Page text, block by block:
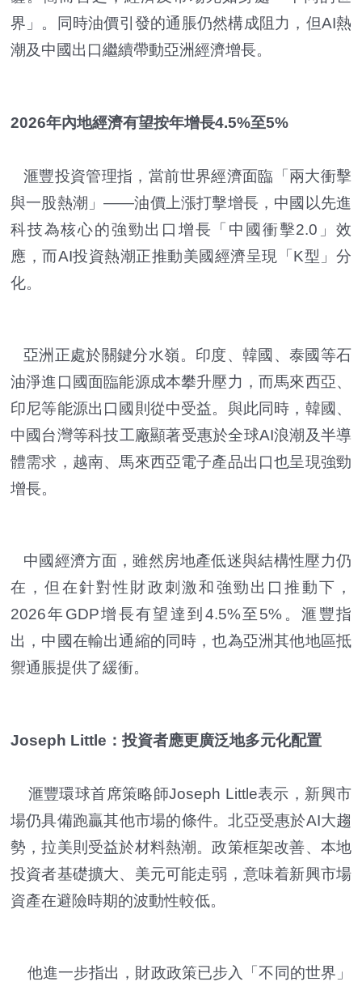
界」。同時油價引發的通脹仍然構成阻力，但AI熱
潮及中國出口繼續帶動亞洲經濟增長。
2026年內地經濟有望按年增長4.5%至5%
滙豐投資管理指，當前世界經濟面臨「兩大衝擊
與一股熱潮」——油價上漲打擊增長，中國以先進
科技為核心的強勁出口增長「中國衝擊2.0」效
應，而AI投資熱潮正推動美國經濟呈現「K型」分
化。
亞洲正處於關鍵分水嶺。印度、韓國、泰國等石
油淨進口國面臨能源成本攀升壓力，而馬來西亞、
印尼等能源出口國則從中受益。與此同時，韓國、
中國台灣等科技工廠顯著受惠於全球AI浪潮及半導
體需求，越南、馬來西亞電子產品出口也呈現強勁
增長。
中國經濟方面，雖然房地產低迷與結構性壓力仍
在，但在針對性財政刺激和強勁出口推動下，
2026年GDP增長有望達到4.5%至5%。滙豐指
出，中國在輸出通縮的同時，也為亞洲其他地區抵
禦通脹提供了緩衝。
Joseph Little：投資者應更廣泛地多元化配置
滙豐環球首席策略師Joseph Little表示，新興市
場仍具備跑贏其他市場的條件。北亞受惠於AI大趨
勢，拉美則受益於材料熱潮。政策框架改善、本地
投資者基礎擴大、美元可能走弱，意味着新興市場
資產在避險時期的波動性較低。
他進一步指出，財政政策已步入「不同的世界」